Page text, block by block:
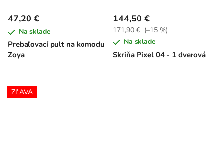
Prebaľovací pult na komodu
Zoya
47,20 €
Na sklade
Skriňa Pixel 04 - 1 dverová
144,50 €
171,90 € (–15 %)
Na sklade
ZĽAVA